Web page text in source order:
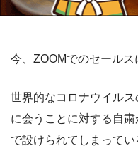
今、ZOOMでのセールス
世界的なコロナウイル
に会うことに対する自
で設けられてしまってい